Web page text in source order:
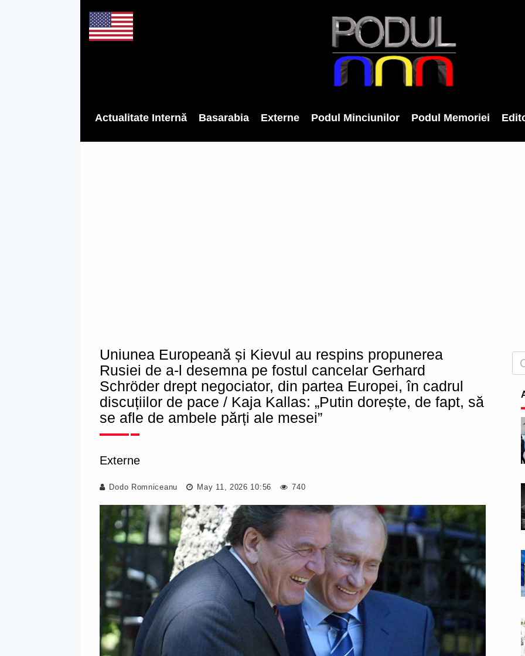
Actualitate Internă Basarabia Externe Podul Minciunilor Podul Memoriei
Uniunea Europeană și Kievul au respins propunerea
Rusiei de a-l desemna pe fostul cancelar Gerhard
Schröder drept negociator, din partea Europei, în cadrul
discuțiilor de pace / Kaja Kallas: „Putin dorește, de fapt, să
se afle de ambele părți ale mesei”
Externe
Dodo Romniceanu May 11, 2026 10:56 740